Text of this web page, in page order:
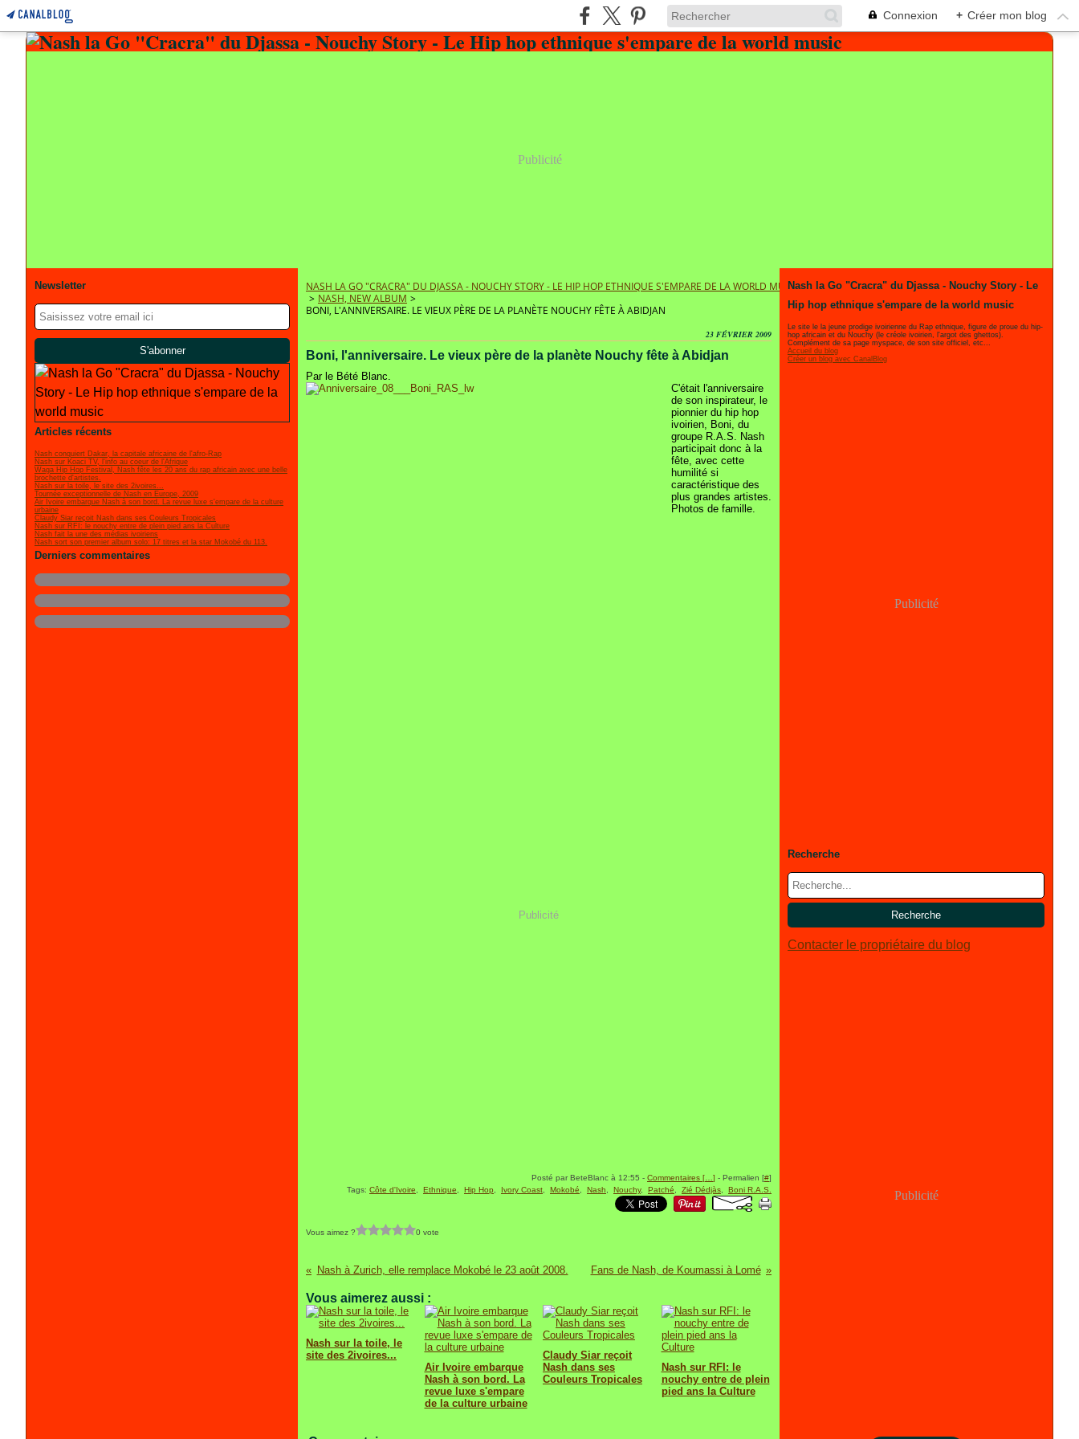
Connexion + Créer mon blog
Publicité
Newsletter
Articles récents
Nash conquiert Dakar, la capitale africaine de l'afro-Rap
Nash sur Koaci TV, l'info au coeur de l'Afrique
Waga Hip Hop Festival, Nash fête les 20 ans du rap africain avec une belle
brochette d'artistes.
Nash sur la toile, le site des 2ivoires...
Tournée exceptionnelle de Nash en Europe, 2009
Air Ivoire embarque Nash à son bord. La revue luxe s'empare de la culture
urbaine
Claudy Siar reçoit Nash dans ses Couleurs Tropicales
Nash sur RFI: le nouchy entre de plein pied ans la Culture
Nash fait la une des médias ivoiriens
Nash sort son premier album solo: 17 titres et la star Mokobé du 113.
Derniers commentaires
NASH LA GO "CRACRA" DU DJASSA - NOUCHY STORY - LE HIP HOP ETHNIQUE S'EMPARE DE LA WORLD MUSIC
> NASH, NEW ALBUM >
BONI, L'ANNIVERSAIRE. LE VIEUX PÈRE DE LA PLANÈTE NOUCHY FÊTE À ABIDJAN
23 FÉVRIER 2009
Boni, l'anniversaire. Le vieux père de la planète Nouchy fête à Abidjan
Par le Bété Blanc.
C'était l'anniversaire
de son inspirateur, le
pionnier du hip hop
ivoirien, Boni, du
groupe R.A.S. Nash
participait donc à la
fête, avec cette
humilité si
caractéristique des
plus grandes artistes.
Photos de famille.
Publicité
Posté par BeteBlanc à 12:55 - Commentaires [ ] - Permalien [#]
Tags: Côte d'Ivoire Ethnique Hip Hop Ivory Coast Mokobé Nash Nouchy, Patché Zié Dédjàs Boni R.A.S.
Vous aimez ? 0 vote
Nash à Zurich, elle remplace Mokobé le 23 août 2008. Fans de Nash, de Koumassi à Lomé
Vous aimerez aussi :
Nash sur la toile, le
site des 2ivoires...
Air Ivoire embarque
Nash à son bord. La
revue luxe s'empare
de la culture urbaine
Claudy Siar reçoit
Nash dans ses
Couleurs Tropicales
Nash sur RFI: le
nouchy entre de plein
pied ans la Culture
Nash la Go "Cracra" du Djassa - Nouchy Story - Le
Hip hop ethnique s'empare de la world music
Le site le la jeune prodige ivoirienne du Rap ethnique, figure de proue du hip-
hop africain et du Nouchy (le créole ivoirien, l'argot des ghettos).
Complément de sa page myspace, de son site officiel, etc...
Accueil du blog
Créer un blog avec CanalBlog
Publicité
Recherche
Contacter le propriétaire du blog
Publicité